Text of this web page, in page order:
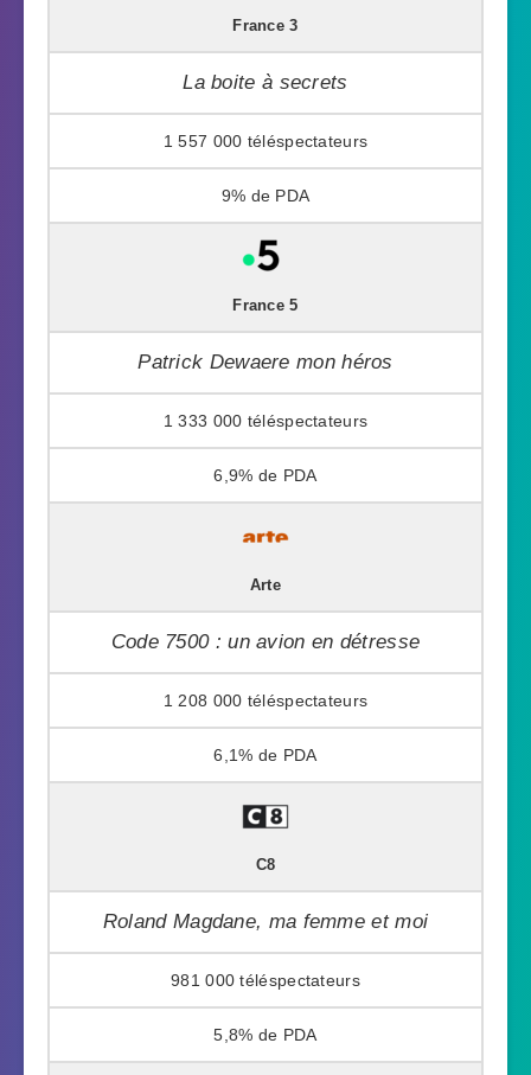
France 3
La boite à secrets
1 557 000
9%
France 5
Patrick Dewaere mon héros
1 333 000
6,9%
Arte
Code 7500 : un avion en détresse
1 208 000
6,1%
C8
Roland Magdane, ma femme et moi
981 000
5,8%